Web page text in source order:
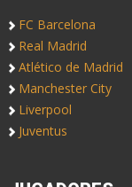
FC Barcelona
Real Madrid
Atlético de Madrid
Manchester City
Liverpool
Juventus